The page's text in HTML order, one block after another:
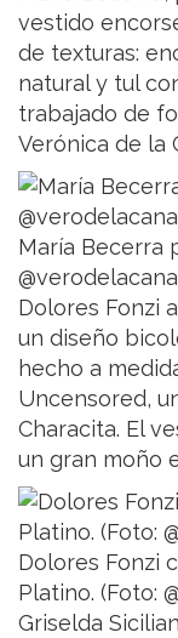
vestido
de texturas:
natural y tul
trabajado de
Verónica de la
María Becerra
Dolores Fonzi
un diseño
hecho a
Uncensored,
Characita. El
un gran moño
Dolores Fonzi
Platino. (Foto:
Griselda